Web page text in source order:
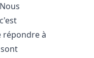
répondre à